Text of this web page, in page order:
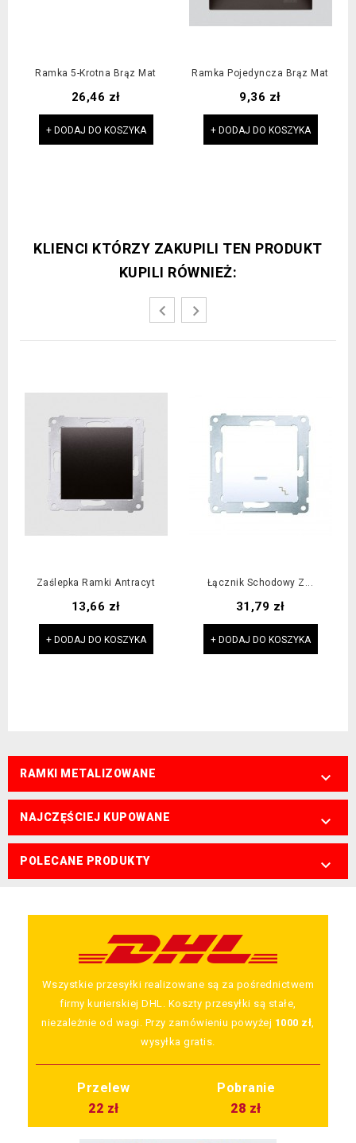
Ramka 5-Krotna Brąz Mat
Cena
26,46 zł
+ DODAJ DO KOSZYKA
Ramka Pojedyncza Brąz Mat
Cena
9,36 zł
+ DODAJ DO KOSZYKA
KLIENCI KTÓRZY ZAKUPILI TEN PRODUKT
KUPILI RÓWNIEŻ:
Zaślepka Ramki Antracyt
Cena
13,66 zł
+ DODAJ DO KOSZYKA
Łącznik Schodowy Z...
Cena
31,79 zł
+ DODAJ DO KOSZYKA
RAMKI METALIZOWANE 
NAJCZĘŚCIEJ KUPOWANE 
POLECANE PRODUKTY 
Wszystkie przesyłki realizowane są za pośrednictwem
firmy kurierskiej DHL. Koszty przesyłki są stałe,
niezależnie od wagi. Przy zamówieniu powyżej 1000 zł
wysyłka gratis.
Przelew
Pobranie
22 zł
28 zł